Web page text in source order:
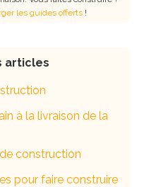
les guides offerts !
articles
à la livraison de la
construction
pour faire construire